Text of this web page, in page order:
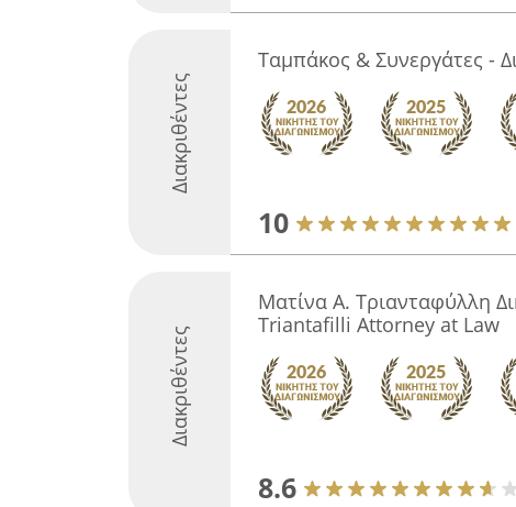
Διακριθέντες
Ταμπάκος & Συνεργάτες -
10
Διακριθέντες
Ματίνα Α. Τριανταφύλλη
Triantafilli Attorney at Law
8.6